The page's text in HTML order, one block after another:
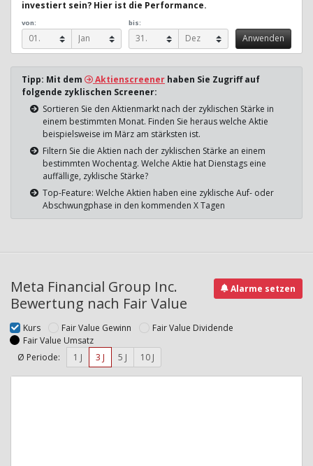
investiert sein? Hier ist die Performance.
von: bis:
Tipp: Mit dem Aktienscreener haben Sie Zugriff auf
folgende zyklischen Screener:
Sortieren Sie den Aktienmarkt nach der zyklischen Stärke in
einem bestimmten Monat. Finden Sie heraus welche Aktie
beispielsweise im März am stärksten ist.
Filtern Sie die Aktien nach der zyklischen Stärke an einem
bestimmten Wochentag. Welche Aktie hat Dienstags eine
auffällige, zyklische Stärke?
Top-Feature: Welche Aktien haben eine zyklische Auf- oder
Abschwungphase in den kommenden X Tagen
Meta Financial Group Inc.
Bewertung nach Fair Value
Alarme setzen
Kurs Fair Value Gewinn
Fair Value Dividende
Fair Value Umsatz
Ø Periode:
1 J 3 J 5 J 10 J